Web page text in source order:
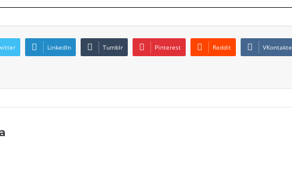
LinkedIn Tumblr Pinterest Reddit VKontakte